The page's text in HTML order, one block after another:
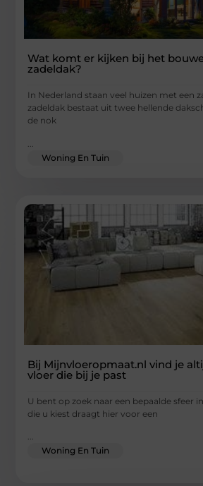
Wat komt er kijken bij het
zadeldak?
In Nederland staan veel huizen met een
zadeldak bestaat uit twee hellende
de nok
Woning En Tuin
Bij Mijnvloeropmaat.nl vind je
vloer die bij je past
U bent op zoek naar een bepaalde sfeer
die u kiest draagt hier voor een
...
Woning En Tuin